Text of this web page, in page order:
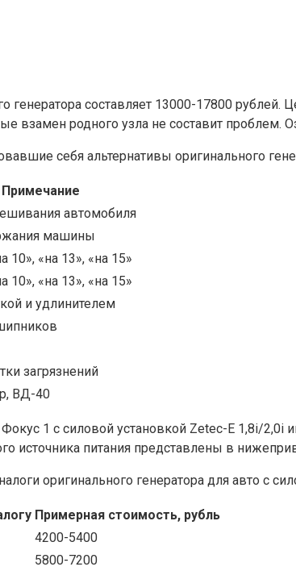
генератора составляет 13000-17800
взамен родного узла не составит
себя альтернативы оригинального
Примечание
автомобиля
машины
10», «на 13», «на 15»
10», «на 13», «на 15»
и удлинителем
загрязнений
ВД-40
1 с силовой установкой Zetec-E 1,8i/2,0i
источника питания представлены в
оригинального генератора для авто с
Примерная стоимость, рубль
4200-5400
5800-7200